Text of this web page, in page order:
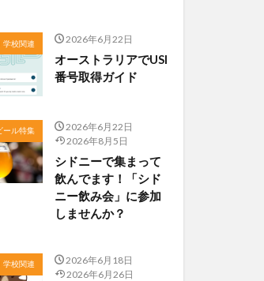
学校関連 2026年6月22日
オーストラリアでUSI
番号取得ガイド
ール特集
2026年6月22日
2026年8月5日
シドニーで集まって
飲んでます！「シド
ニー飲み会」に参加
しませんか？
学校関連
2026年6月18日
2026年6月26日